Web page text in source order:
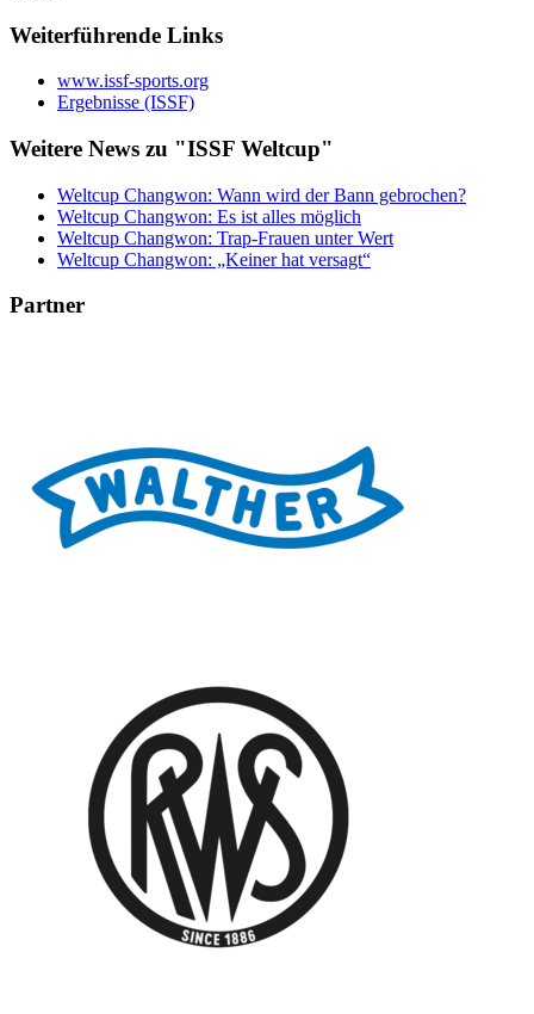
Weiterführende Links
www.issf-sports.org
Ergebnisse (ISSF)
Weitere News zu "ISSF Weltcup"
Weltcup Changwon: Wann wird der Bann gebrochen?
Weltcup Changwon: Es ist alles möglich
Weltcup Changwon: Trap-Frauen unter Wert
Weltcup Changwon: „Keiner hat versagt“
Partner